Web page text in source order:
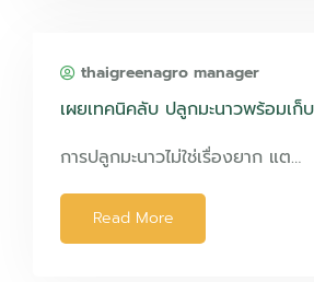
thaigreenagro manager
เผยเทคนิคลับ ปลูกมะนาวพร้อมเ
การปลูกมะนาวไม่ใช่เรื่องยาก แต…
Read More